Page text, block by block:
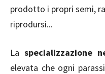
prodotto i propri semi,
riprodursi...
La specializzazione
elevata che ogni